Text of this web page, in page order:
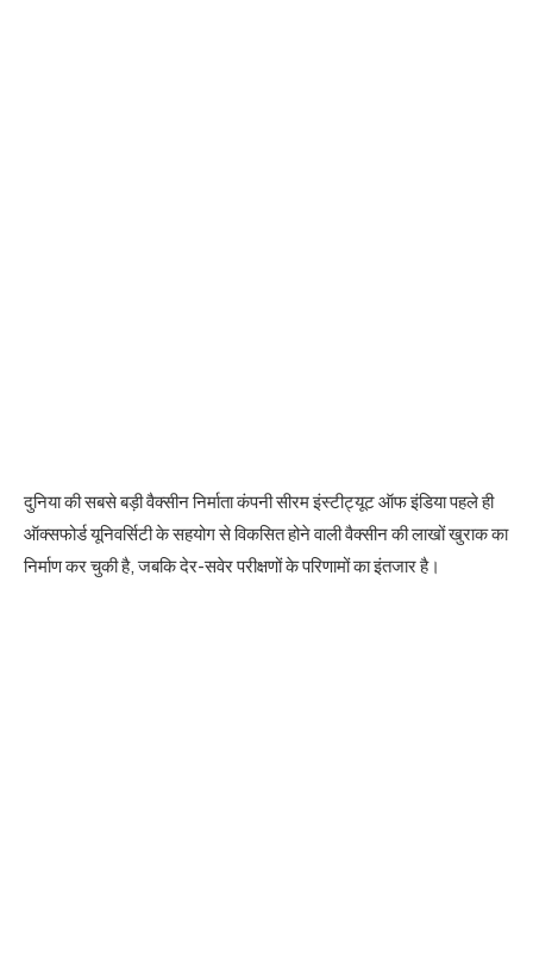
दुनिया की सबसे बड़ी वैक्सीन निर्माता कंपनी सीरम इंस्टीट्यूट ऑफ इंडिया पहले ही
ऑक्सफोर्ड यूनिवर्सिटी के सहयोग से विकसित होने वाली वैक्सीन की लाखों खुराक का
निर्माण कर चुकी है, जबकि देर-सवेर परीक्षणों के परिणामों का इंतजार है।